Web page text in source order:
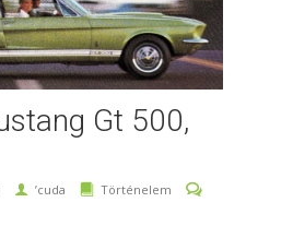
Gt 500,
’cuda
Történelem